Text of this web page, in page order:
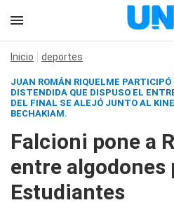
Inicio deportes
JUAN ROMÁN RIQUELME
DISTENDIDA QUE DISPUSO EL
DEL FINAL SE ALEJÓ JUNTO AL
BECHAKIAM.
Falcioni pone a
entre algodones
Estudiantes